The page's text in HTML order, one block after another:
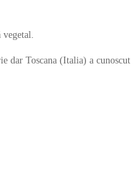
dar Toscana (Italia) a cunoscut